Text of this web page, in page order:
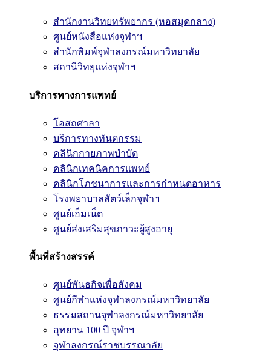
สำนักงานวิทยทรัพยากร (หอสมุดกลาง)
ศูนย์หนังสือแห่งจุฬาฯ
สำนักพิมพ์จุฬาลงกรณ์มหาวิทยาลัย
สถานีวิทยุแห่งจุฬาฯ
บริการทางการแพทย์
โอสถศาลา
บริการทางทันตกรรม
คลินิกกายภาพบำบัด
คลินิกเทคนิคการแพทย์
คลินิกโภชนาการและการกำหนดอาหาร
โรงพยาบาลสัตว์เล็กจุฬาฯ
ศูนย์เอ็มเน็ต
ศูนย์ส่งเสริมสุขภาวะผู้สูงอายุ
พื้นที่สร้างสรรค์
ศูนย์พันธกิจเพื่อสังคม
ศูนย์กีฬาแห่งจุฬาลงกรณ์มหาวิทยาลัย
ธรรมสถานจุฬาลงกรณ์มหาวิทยาลัย
อุทยาน 100 ปี จุฬาฯ
จุฬาลงกรณ์ราชบรรณาลัย